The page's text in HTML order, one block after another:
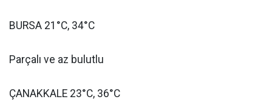
BURSA 21°C, 34°C
Parçalı ve az bulutlu
ÇANAKKALE 23°C, 36°C